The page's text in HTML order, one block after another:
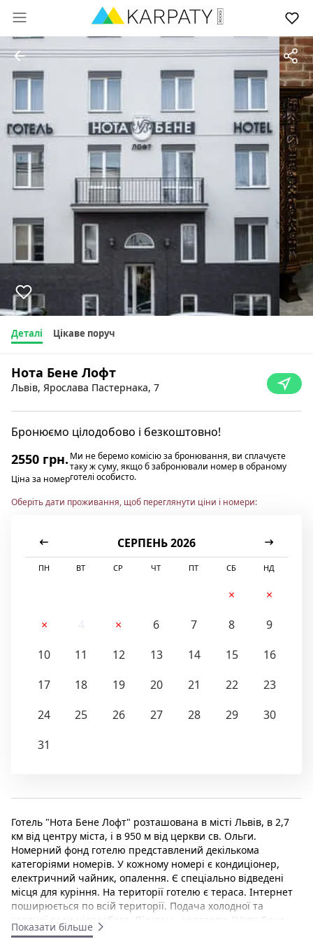
Деталі Цікаве поруч
Нота Бене Лофт
Львів, Ярослава Пастернака, 7
Бронюємо цілодобово і безкоштовно!
2550 грн.
Ціна за номер
Ми не беремо комісію за бронювання, ви сплачуєте
таку ж суму, якщо б забронювали номер в обраному
готелі особисто.
Оберіть дати проживання, щоб переглянути ціни і номери:
СЕРПЕНЬ 2026
ПН ВТ СР ЧТ ПТ СБ НД
1
2
3
5 6 7 8
9
10
11 12 13 14 15
16
17
18 19 20 21 22
23
24
25 26 27 28 29
30
31
Готель "Нота Бене Лофт" розташована в місті Львів, в 2,7
км від центру міста, і в 950 м від церкви св. Ольги.
Номерний фонд готелю представлений декількома
категоріями номерів. У кожному номері є кондиціонер,
електричний чайник, опалення. Є спеціально відведені
місця для куріння. На території готелю є тераса. Інтернет
поширюється по всій території. Подача холодної та
гарячої води цілодобова. Відстань до готелю "Нота Бене
Лофт" від автовокзалу - 6,9 км; від залізничного вокзалу -
Показати більше